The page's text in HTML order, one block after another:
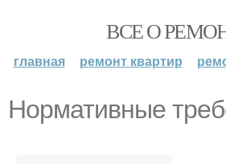
ВСЕ О
главная ремонт квартир
Нормативные